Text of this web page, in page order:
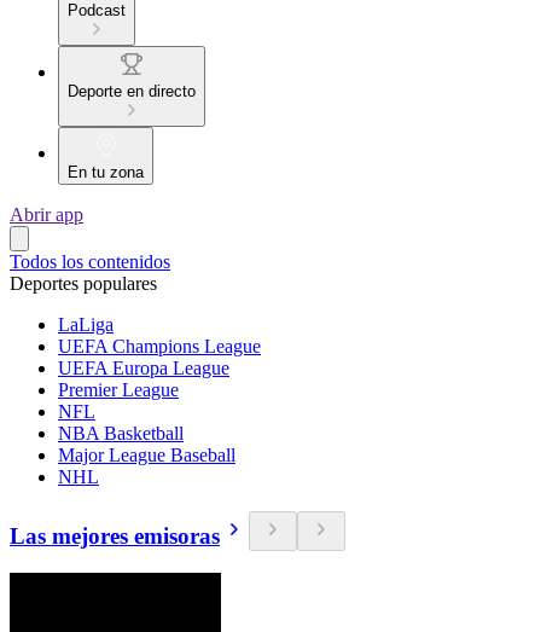
Podcast
Deporte en directo
En tu zona
Abrir app
Todos los contenidos
Deportes populares
LaLiga
UEFA Champions League
UEFA Europa League
Premier League
NFL
NBA Basketball
Major League Baseball
NHL
Las mejores emisoras